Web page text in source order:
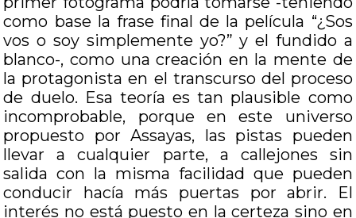
como base la frase final de la película “¿Sos
vos o soy simplemente yo?” y el fundido a
blanco-, como una creación en la mente de
la protagonista en el transcurso del proceso
de duelo. Esa teoría es tan plausible como
incomprobable, porque en este universo
propuesto por Assayas, las pistas pueden
llevar a cualquier parte, a callejones sin
salida con la misma facilidad que pueden
conducir hacía más puertas por abrir. El
interés no está puesto en la certeza sino en